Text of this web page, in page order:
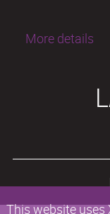
This website uses
More details